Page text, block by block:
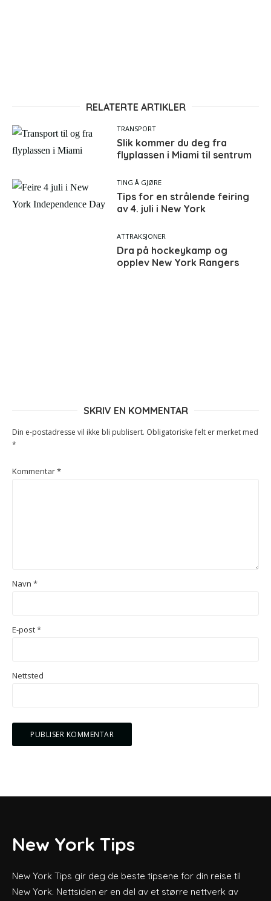
RELATERTE ARTIKLER
TRANSPORT
Slik kommer du deg fra
flyplassen i Miami til sentrum
TING Å GJØRE
Tips for en strålende feiring
av 4. juli i New York
ATTRAKSJONER
Dra på hockeykamp og
opplev New York Rangers
SKRIV EN KOMMENTAR
Din e-postadresse vil ikke bli publisert. Obligatoriske felt er merket med
*
Kommentar*
Navn *
E-post*
Nettsted
New York Tips
New York Tips gir deg de beste tipsene for din reise til
New York. Nettsiden er en del av et større nettverk av